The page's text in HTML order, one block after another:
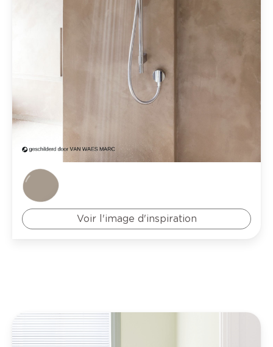
Voir l'image d'inspiration